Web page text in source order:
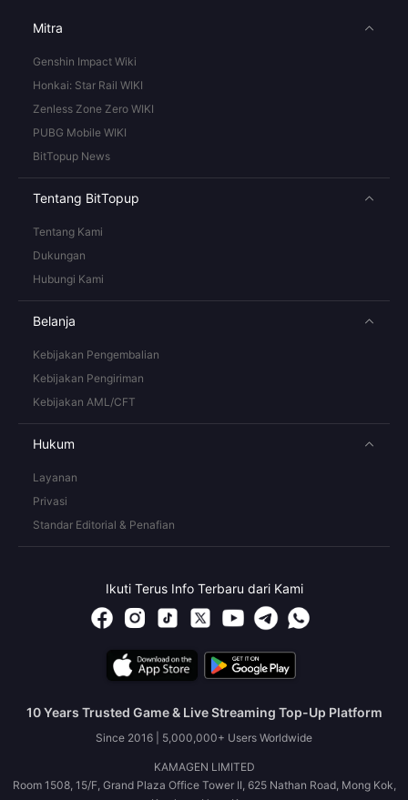
Mitra
Genshin Impact Wiki
Honkai: Star Rail WIKI
Zenless Zone Zero WIKI
PUBG Mobile WIKI
BitTopup News
Tentang BitTopup
Tentang Kami
Dukungan
Hubungi Kami
Belanja
Kebijakan Pengembalian
Kebijakan Pengiriman
Kebijakan AML/CFT
Hukum
Layanan
Privasi
Standar Editorial & Penafian
Ikuti Terus Info Terbaru dari Kami
10 Years Trusted Game & Live Streaming Top-Up Platform
Since 2016 | 5,000,000+ Users Worldwide
KAMAGEN LIMITED
Room 1508, 15/F, Grand Plaza Office Tower II, 625 Nathan Road, Mong Kok,